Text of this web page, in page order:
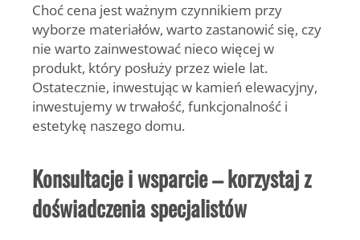
Choć cena jest ważnym czynnikiem przy
wyborze materiałów, warto zastanowić się, czy
nie warto zainwestować nieco więcej w
produkt, który posłuży przez wiele lat.
Ostatecznie, inwestując w kamień elewacyjny,
inwestujemy w trwałość, funkcjonalność i
estetykę naszego domu.
Konsultacje i wsparcie – korzystaj z
doświadczenia specjalistów